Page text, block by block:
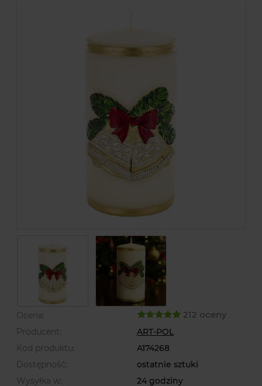
Ocena: 212 oceny
Producent:
ART-POL
Kod produktu:
A174268
Dostępność:
ostatnie sztuki
Wysyłka w:
24 godziny